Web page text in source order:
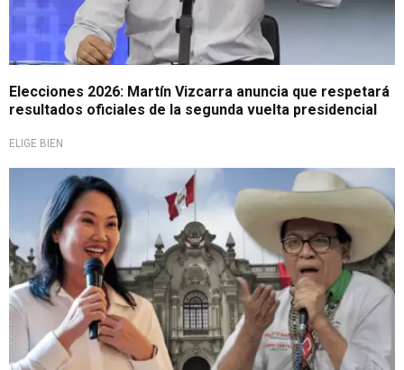
Elecciones 2026: Martín Vizcarra anuncia que respetará
resultados oficiales de la segunda vuelta presidencial
ELIGE BIEN
No son ajenos al día